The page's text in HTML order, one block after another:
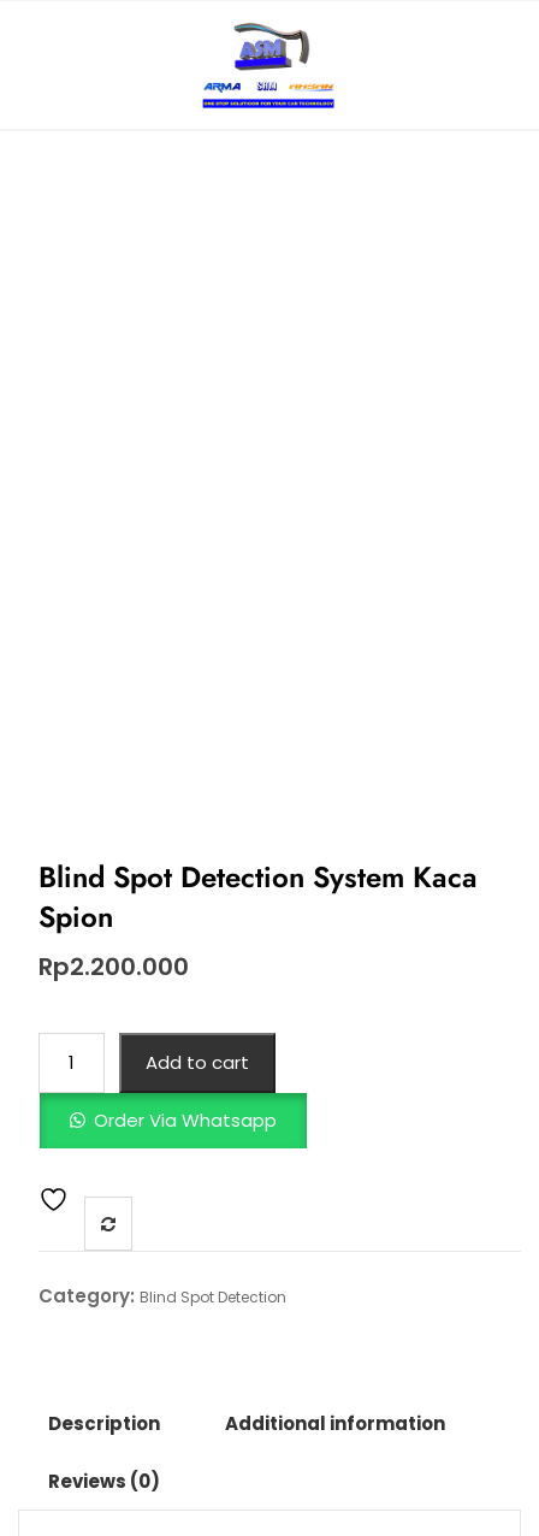
Blind Spot Detection System Kaca
Spion
Rp2.200.000
Add to cart
Order Via Whatsapp
Category: Blind Spot Detection
Description Additional information
Reviews (0)